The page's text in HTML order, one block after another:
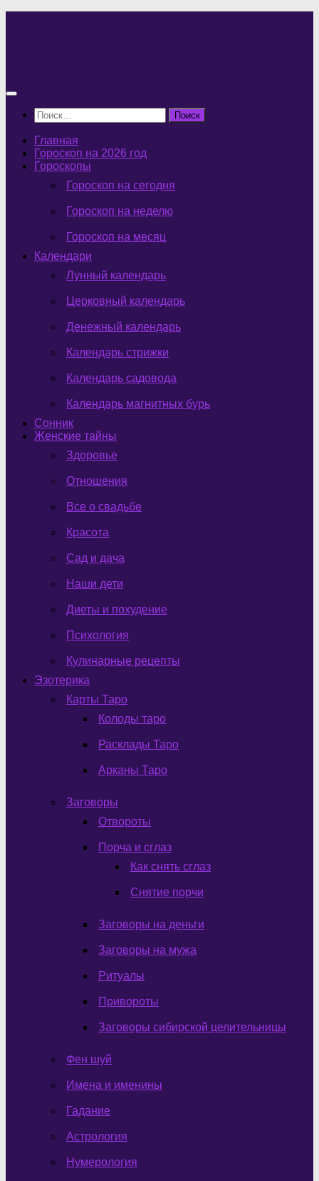
Найти:
Главная
Гороскоп на 2026 год
Гороскопы
Гороскоп на сегодня
Гороскоп на неделю
Гороскоп на месяц
Календари
Лунный календарь
Церковный календарь
Денежный календарь
Календарь стрижки
Календарь садовода
Календарь магнитных бурь
Сонник
Женские тайны
Здоровье
Отношения
Все о свадьбе
Красота
Сад и дача
Наши дети
Диеты и похудение
Психология
Кулинарные рецепты
Эзотерика
Карты Таро
Колоды таро
Расклады Таро
Арканы Таро
Заговоры
Отвороты
Порча и сглаз
Как снять сглаз
Снятие порчи
Заговоры на деньги
Заговоры на мужа
Ритуалы
Привороты
Заговоры сибирской целительницы
Фен шуй
Имена и именины
Гадание
Астрология
Нумерология